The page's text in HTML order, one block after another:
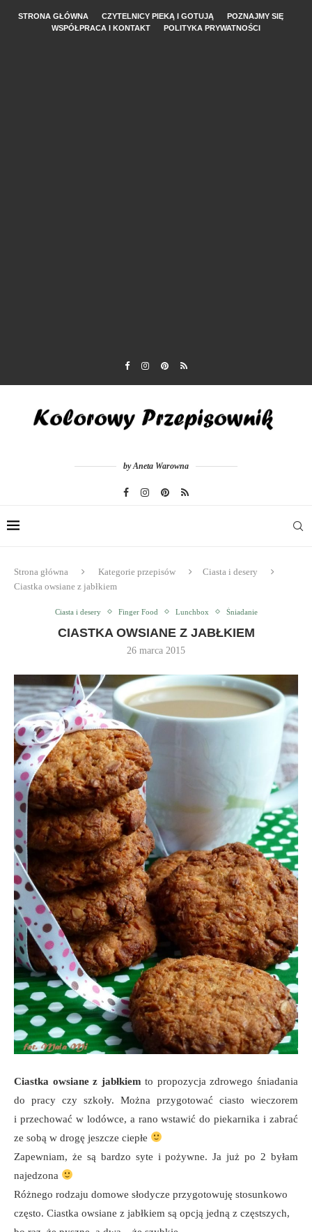
STRONA GŁÓWNA CZYTELNICY PIEKĄ I GOTUJĄ
POZNAJMY SIĘ
WSPÓŁPRACA I KONTAKT
POLITYKA PRYWATNOŚCI
by Aneta Warowna
Strona główna Kategorie przepisów
Ciasta i desery
Ciastka owsiane z jabłkiem
Ciasta i desery Finger Food Lunchbox Śniadanie
CIASTKA OWSIANE Z JABŁKIEM
26 marca 2015
Ciastka owsiane z jabłkiem to propozycja zdrowego śniadania
do pracy czy szkoły. Można przygotować ciasto wieczorem
i przechować w lodówce, a rano wstawić do piekarnika i zabrać
ze sobą w drogę jeszcze ciepłe
Zapewniam, że są bardzo syte i pożywne. Ja już po 2 byłam
najedzona
Różnego rodzaju domowe słodycze przygotowuję stosunkowo
często. Ciastka owsiane z jabłkiem są opcją jedną z częstszych,